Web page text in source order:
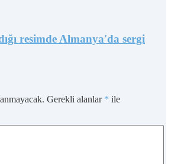
resimde Almanya'da sergi
Gerekli alanlar * ile